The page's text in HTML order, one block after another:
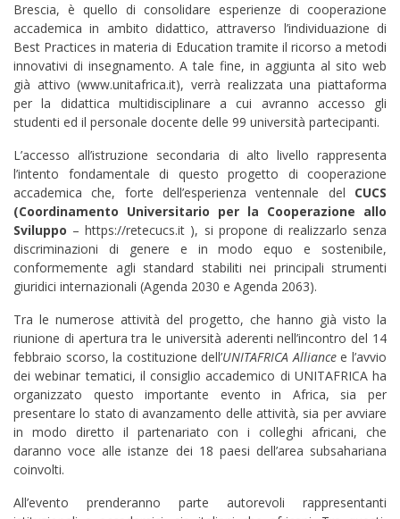
Brescia, è quello di consolidare esperienze di cooperazione
accademica in ambito didattico, attraverso l’individuazione di
Best Practices in materia di Education tramite il ricorso a metodi
innovativi di insegnamento. A tale fine, in aggiunta al sito web
già attivo (www.unitafrica.it), verrà realizzata una piattaforma
per la didattica multidisciplinare a cui avranno accesso gli
studenti ed il personale docente delle 99 università partecipanti.
L’accesso all’istruzione secondaria di alto livello rappresenta
l’intento fondamentale di questo progetto di cooperazione
accademica che, forte dell’esperienza ventennale del CUCS
(Coordinamento Universitario per la Cooperazione allo
Sviluppo – https://retecucs.it ), si propone di realizzarlo senza
discriminazioni di genere e in modo equo e sostenibile,
conformemente agli standard stabiliti nei principali strumenti
giuridici internazionali (Agenda 2030 e Agenda 2063).
Tra le numerose attività del progetto, che hanno già visto la
riunione di apertura tra le università aderenti nell’incontro del 14
febbraio scorso, la costituzione dell’UNITAFRICA Alliancee l’avvio
dei webinar tematici, il consiglio accademico di UNITAFRICA ha
organizzato questo importante evento in Africa, sia per
presentare lo stato di avanzamento delle attività, sia per avviare
in modo diretto il partenariato con i colleghi africani, che
daranno voce alle istanze dei 18 paesi dell’area subsahariana
coinvolti.
All’evento prenderanno parte autorevoli rappresentanti